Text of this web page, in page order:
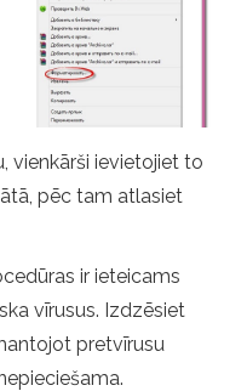
vienkārši ievietojiet to
pēc tam atlasiet
ir ieteicams
vīrusus. Izdzēsiet
pretvīrusu